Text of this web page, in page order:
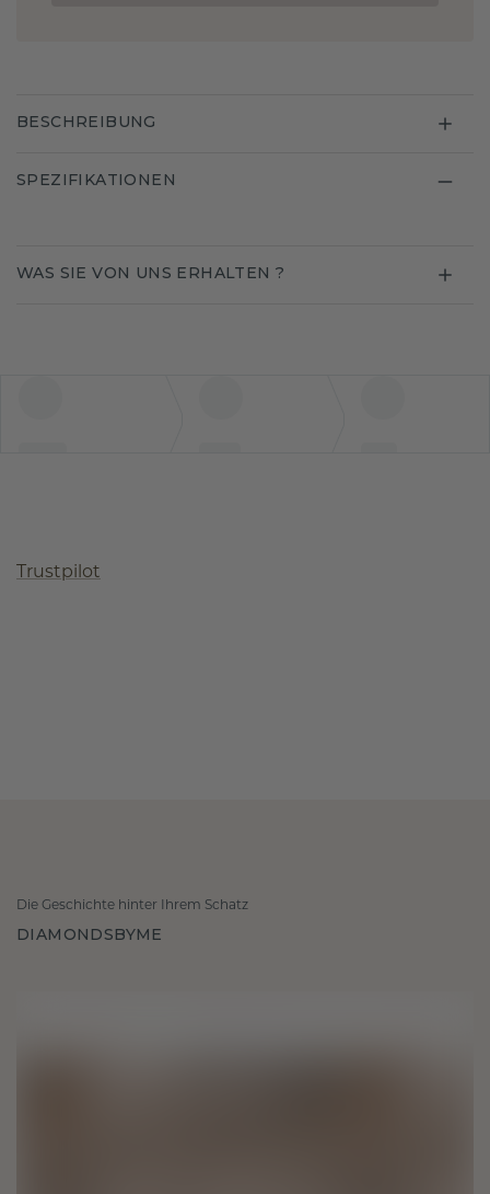
BESCHREIBUNG
SPEZIFIKATIONEN
WAS SIE VON UNS ERHALTEN ?
Trustpilot
Die Geschichte hinter Ihrem Schatz
DIAMONDSBYME